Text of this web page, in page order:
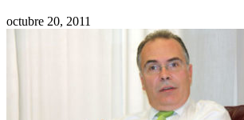
octubre 20, 2011